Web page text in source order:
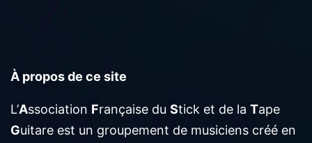
À propos de ce site
L’Association Française du Stick et de la Tape
Guitare est un groupement de musiciens créé en